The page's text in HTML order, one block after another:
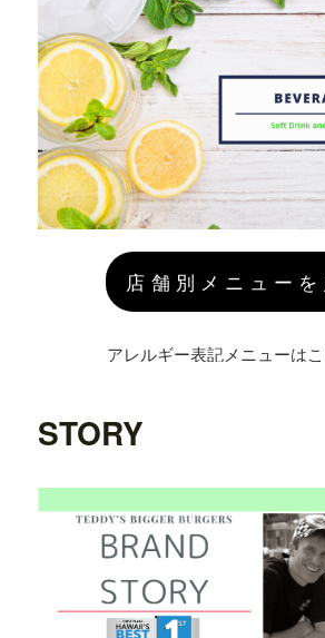
店舗別メニューを
アレルギー表記メニューは
STORY